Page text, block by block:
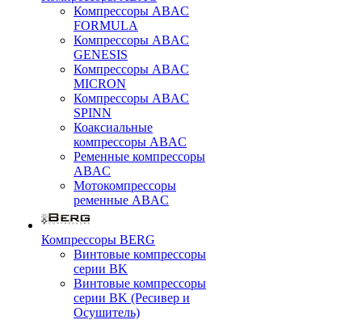
Компрессоры ABAC
FORMULA
Компрессоры ABAC
GENESIS
Компрессоры ABAC
MICRON
Компрессоры ABAC
SPINN
Коаксиальные
компрессоры ABAC
Ременные компрессоры
ABAC
Мотокомпрессоры
ременные ABAC
Компрессоры BERG
Винтовые компрессоры
серии BK
Винтовые компрессоры
серии BK (Ресивер и
Осушитель)